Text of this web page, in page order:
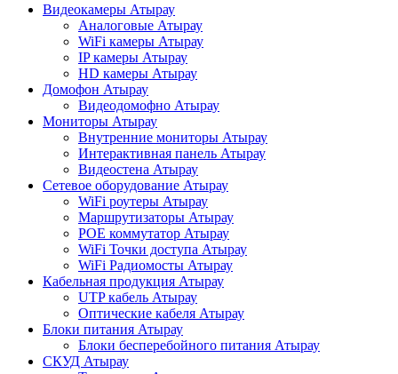
Видеокамеры Атырау
Аналоговые Атырау
WiFi камеры Атырау
IP камеры Атырау
HD камеры Атырау
Домофон Атырау
Видеодомофно Атырау
Мониторы Атырау
Внутренние мониторы Атырау
Интерактивная панель Атырау
Видеостена Атырау
Сетевое оборудование Атырау
WiFi роутеры Атырау
Маршрутизаторы Атырау
POE коммутатор Атырау
WiFi Точки доступа Атырау
WiFi Радиомосты Атырау
Кабельная продукция Атырау
UTP кабель Атырау
Оптические кабеля Атырау
Блоки питания Атырау
Блоки бесперебойного питания Атырау
СКУД Атырау